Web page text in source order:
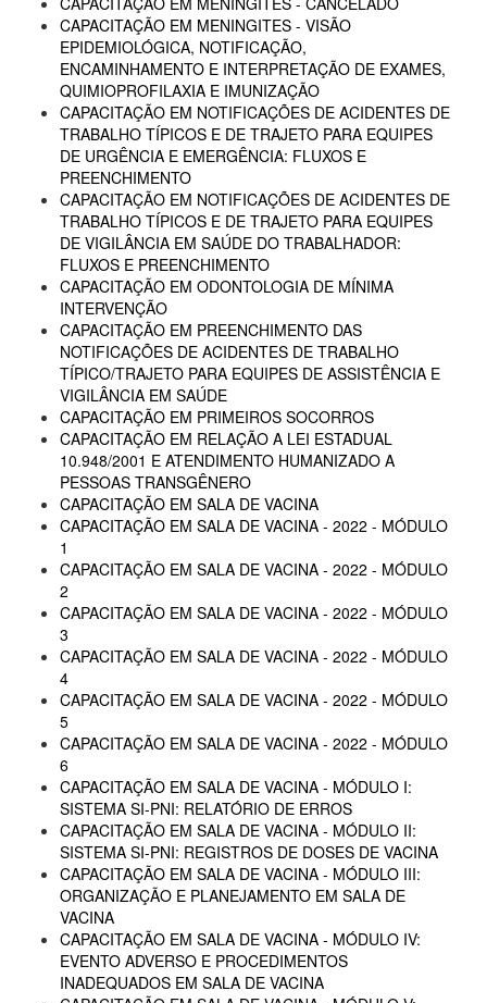
CAPACITAÇÃO EM MENINGITES - VISÃO
EPIDEMIOLÓGICA, NOTIFICAÇÃO,
ENCAMINHAMENTO E INTERPRETAÇÃO DE EXAMES,
QUIMIOPROFILAXIA E IMUNIZAÇÃO
CAPACITAÇÃO EM NOTIFICAÇÕES DE ACIDENTES DE
TRABALHO TÍPICOS E DE TRAJETO PARA EQUIPES
DE URGÊNCIA E EMERGÊNCIA: FLUXOS E
PREENCHIMENTO
CAPACITAÇÃO EM NOTIFICAÇÕES DE ACIDENTES DE
TRABALHO TÍPICOS E DE TRAJETO PARA EQUIPES
DE VIGILÂNCIA EM SAÚDE DO TRABALHADOR:
FLUXOS E PREENCHIMENTO
CAPACITAÇÃO EM ODONTOLOGIA DE MÍNIMA
INTERVENÇÃO
CAPACITAÇÃO EM PREENCHIMENTO DAS
NOTIFICAÇÕES DE ACIDENTES DE TRABALHO
TÍPICO/TRAJETO PARA EQUIPES DE ASSISTÊNCIA E
VIGILÂNCIA EM SAÚDE
CAPACITAÇÃO EM PRIMEIROS SOCORROS
CAPACITAÇÃO EM RELAÇÃO A LEI ESTADUAL
10.948/2001 E ATENDIMENTO HUMANIZADO A
PESSOAS TRANSGÊNERO
CAPACITAÇÃO EM SALA DE VACINA
CAPACITAÇÃO EM SALA DE VACINA - 2022 - MÓDULO
1
CAPACITAÇÃO EM SALA DE VACINA - 2022 - MÓDULO
2
CAPACITAÇÃO EM SALA DE VACINA - 2022 - MÓDULO
3
CAPACITAÇÃO EM SALA DE VACINA - 2022 - MÓDULO
4
CAPACITAÇÃO EM SALA DE VACINA - 2022 - MÓDULO
5
CAPACITAÇÃO EM SALA DE VACINA - 2022 - MÓDULO
6
CAPACITAÇÃO EM SALA DE VACINA - MÓDULO I:
SISTEMA SI-PNI: RELATÓRIO DE ERROS
CAPACITAÇÃO EM SALA DE VACINA - MÓDULO II:
SISTEMA SI-PNI: REGISTROS DE DOSES DE VACINA
CAPACITAÇÃO EM SALA DE VACINA - MÓDULO III:
ORGANIZAÇÃO E PLANEJAMENTO EM SALA DE
VACINA
CAPACITAÇÃO EM SALA DE VACINA - MÓDULO IV:
EVENTO ADVERSO E PROCEDIMENTOS
INADEQUADOS EM SALA DE VACINA